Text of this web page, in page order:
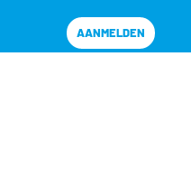
AANMELDEN